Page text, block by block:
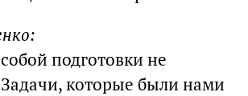
подготовки не
которые были нами